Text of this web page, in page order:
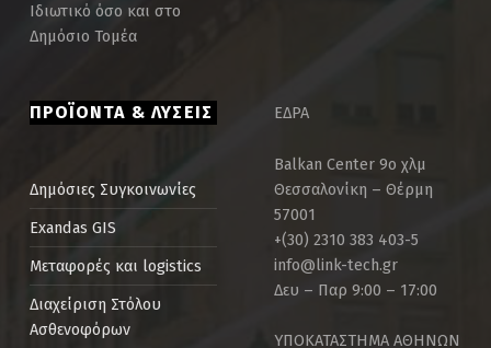
Ιδιωτικό όσο και στο
Δημόσιο Τομέα
ΠΡΟΪΟΝΤΑ & ΛΥΣΕΙΣ
Δημόσιες Συγκοινωνίες
Exandas GIS
Μεταφορές και logistics
Διαχείριση Στόλου
Ασθενοφόρων
ΕΔΡΑ
Balkan Center 9ο χλμ
Θεσσαλονίκη – Θέρμη
57001
+(30) 2310 383 403-5
info@link-tech.gr
Δευ – Παρ 9:00 – 17:00
ΥΠΟΚΑΤΑΣΤΗΜΑ ΑΘΗΝΩΝ